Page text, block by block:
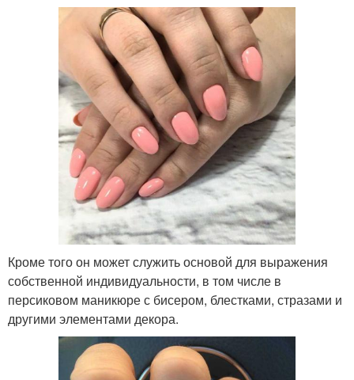
Кроме того он может служить основой для выражения
собственной индивидуальности, в том числе в
персиковом маникюре с бисером, блестками, стразами и
другими элементами декора.